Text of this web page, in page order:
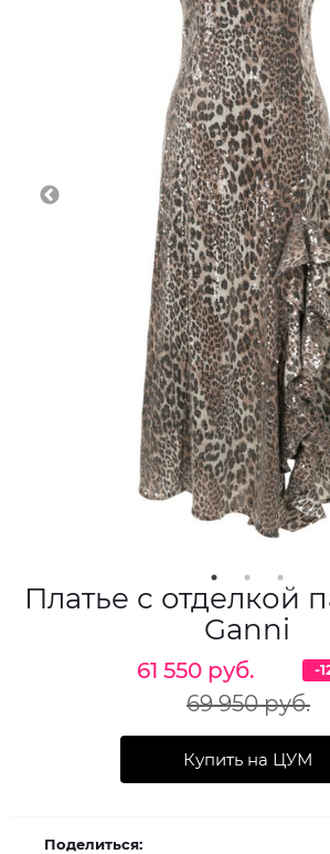
Платье с отделкой
Ganni
61 550 руб.
69 950 руб.
-
Купить на ЦУМ
Поделиться: